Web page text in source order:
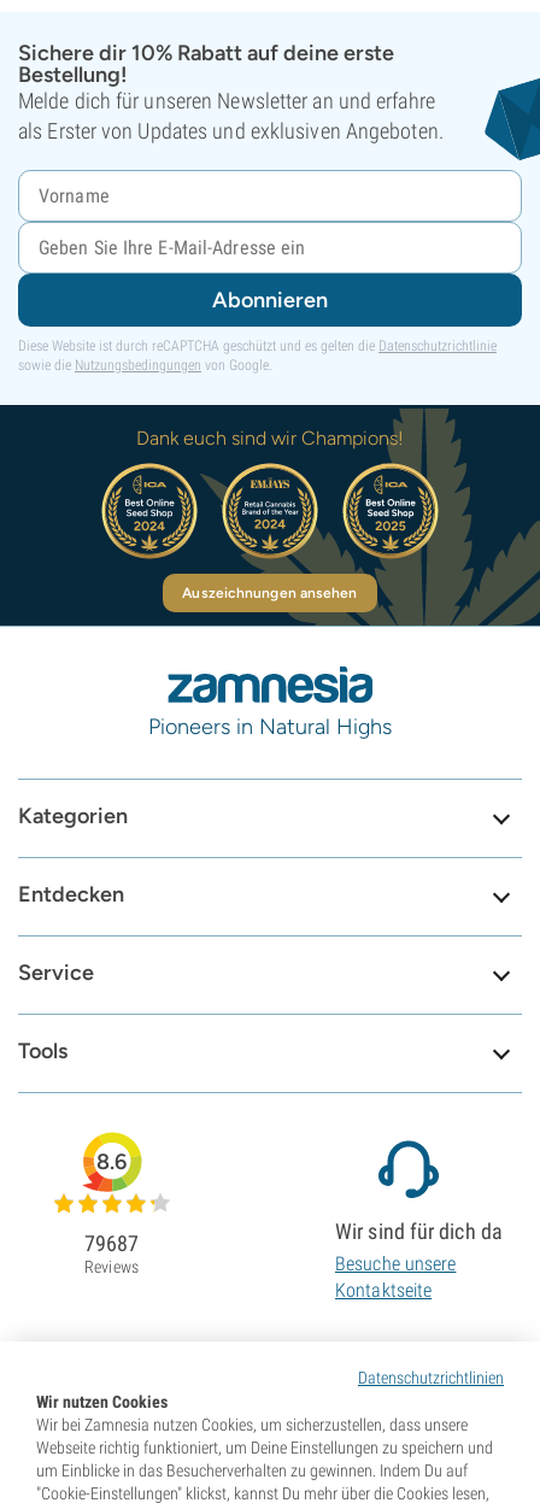
Sichere dir 10% Rabatt auf deine erste
Bestellung!
Melde dich für unseren Newsletter an und erfahre
als Erster von Updates und exklusiven Angeboten.
Abonnieren
Diese Website ist durch reCAPTCHA geschützt und es gelten die Datenschutzrichtlinie
sowie die Nutzungsbedingungen von Google.
Dank euch sind wir Champions!
Auszeichnungen ansehen
Pioneers in Natural Highs
Kategorien
Entdecken
Service
Tools
Datenschutzrichtlinien
Wir nutzen Cookies
Wir bei Zamnesia nutzen Cookies, um sicherzustellen, dass unsere
Webseite richtig funktioniert, um Deine Einstellungen zu speichern und
um Einblicke in das Besucherverhalten zu gewinnen. Indem Du auf
"Cookie-Einstellungen" klickst, kannst Du mehr über die Cookies lesen,
8.6
79687
Reviews
Wir sind für dich da
Besuche unsere
Kontaktseite